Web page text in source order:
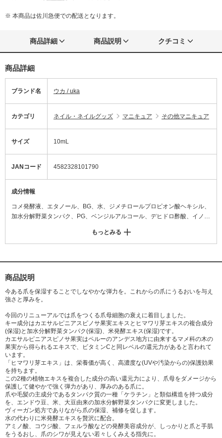
※ 本商品は佐川急便での配送となります。
商品詳細 商品説明 クチコミ
商品詳細
ブランド名 ウカ / uka
カテゴリ ネイル・ネイルグッズ マニキュア その他マニキュア
サイズ 10mL
JANコード 4582328101790
成分情報
コメ発酵液、エタノール、BG、水、ジメチロールプロピオン酸ヘキシル、
加水分解野菜タンパク、PG、ベンジルアルコール、デヒドロ酢酸、イノン
キシエタノール、ヒマワリ芽エキス、テトラヘキシルデカン酸アスコルビ
ル、グリセリン、オリーブつぼみエキス、スギナ葉エキス、エルゴチオネ
もっとみる
商品説明
今ある爪を保湿することでしなやかな弾力を。これからの爪にうるおいを与え
強さと厚みを。
今回のリニューアルでは爪をつくる爪母細胞の衰えに着目しました。
キー成分はカエサルピニアスピノサ果実エキスとヒマワリ芽エキスの複合成分
(保湿)と加水分解野菜タンパク(保湿)、米発酵エキス(保湿)です。
カエサルピニアスピノサ果実はペルーのアンデス地方に由来するマメ科の木の
果実から得られるエキスで、ビタミンCと同レベルの還元力があると言われて
います。
「ヒマワリ芽エキス」は、栄養価が高く、高濃度な(UVや汚染からの)保護効果
を持ちます。
この2種の植物エキスを複合した成分の高い還元力により、爪母をダメージから
保護して健やかで強く弾力があり、厚みのある爪に。
爪や毛髪の主成分であるタンパク質の一種「ケラチン」と類似構造を持つ成分
を、エンドウ豆、米、大豆由来の加水分解野菜タンパクに変更しました。
ヴィーガン処方でありながら爪の保湿、補修を促します。
水の代わりに米発酵エキスを贅沢に配合。
アミノ酸、コウジ酸、フェルラ酸などの発酵美容成分が、しっかりと爪と手肌
をうるおし、爪のシワが見えない若々しくみえる指先に。